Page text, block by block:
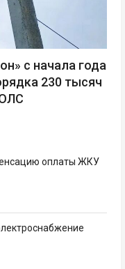
с начала года
230 тысяч
оплаты ЖКУ